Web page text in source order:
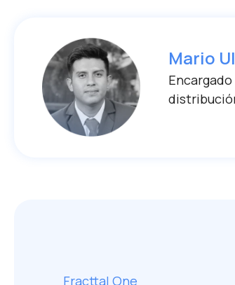
Mario
Fracttal One